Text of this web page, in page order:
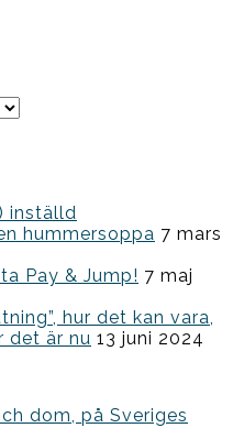
inställd
hummersoppa 7 mars
Pay & Jump! 7 maj
hur det kan vara,
det är nu 13 juni 2024
dom, på Sveriges